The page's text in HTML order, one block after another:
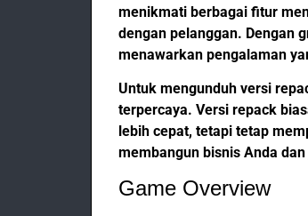
menikmati berbagai fitur
dengan pelanggan. Dengan
menawarkan pengalaman
Untuk mengunduh versi
terpercaya. Versi repack
lebih cepat, tetapi tetap
membangun bisnis Anda
Game Overview